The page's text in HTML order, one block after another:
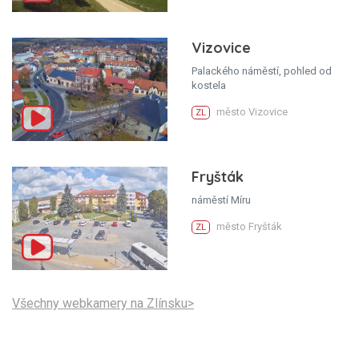
Vizovice
Palackého náměstí, pohled od
kostela
ZL město Vizovice
Fryšták
náměstí Míru
ZL město Fryšták
Všechny webkamery na Zlínsku>